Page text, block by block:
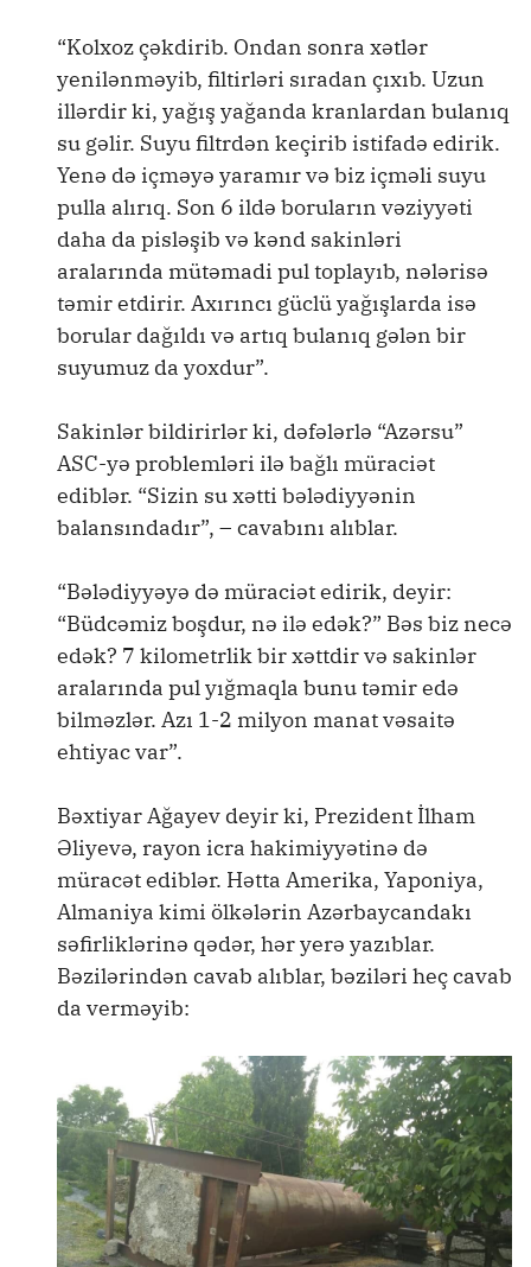
“Kolxoz çəkdirib. Ondan sonra xətlər
yenilənməyib, filtirləri sıradan çıxıb. Uzun
illərdir ki, yağış yağanda kranlardan bulanıq
su gəlir. Suyu filtrdən keçirib istifadə edirik.
Yenə də içməyə yaramır və biz içməli suyu
pulla alırıq. Son 6 ildə boruların vəziyyəti
daha da pisləşib və kənd sakinləri
aralarında mütəmadi pul toplayıb, nələrisə
təmir etdirir. Axırıncı güclü yağışlarda isə
borular dağıldı və artıq bulanıq gələn bir
suyumuz da yoxdur”.
Sakinlər bildirirlər ki, dəfələrlə “Azərsu”
ASC-yə problemləri ilə bağlı müraciət
ediblər. “Sizin su xətti bələdiyyənin
balansındadır”, – cavabını alıblar.
“Bələdiyyəyə də müraciət edirik, deyir:
“Büdcəmiz boşdur, nə ilə edək?” Bəs biz necə
edək? 7 kilometrlik bir xəttdir və sakinlər
aralarında pul yığmaqla bunu təmir edə
bilməzlər. Azı 1-2 milyon manat vəsaitə
ehtiyac var”.
Bəxtiyar Ağayev deyir ki, Prezident İlham
Əliyevə, rayon icra hakimiyyətinə də
müracət ediblər. Hətta Amerika, Yaponiya,
Almaniya kimi ölkələrin Azərbaycandakı
səfirliklərinə qədər, hər yerə yazıblar.
Bəzilərindən cavab alıblar, bəziləri heç cavab
da verməyib: